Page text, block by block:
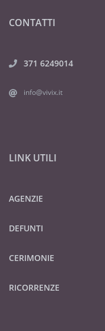
CONTATTI
371 6249014
info@vivix.it
LINK UTILI
AGENZIE
DEFUNTI
CERIMONIE
RICORRENZE